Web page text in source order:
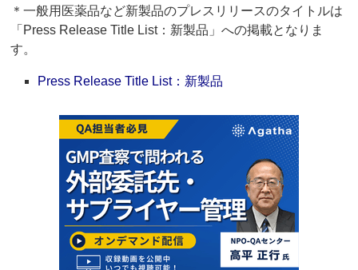
＊一般用医薬品など新製品のプレスリリースのタイトルは
「Press Release Title List：新製品」への掲載となりま
す。
Press Release Title List：新製品